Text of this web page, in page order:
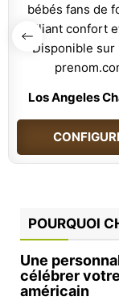
Los Angeles
POURQUOI
Une
célébrer
américain